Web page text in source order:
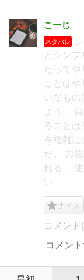
こーじ
ネタバレ
とシン
たってや
ことは
いなも
よう。
ること
を複雑に
だ。 力
れる。
い
ナイス
コメント